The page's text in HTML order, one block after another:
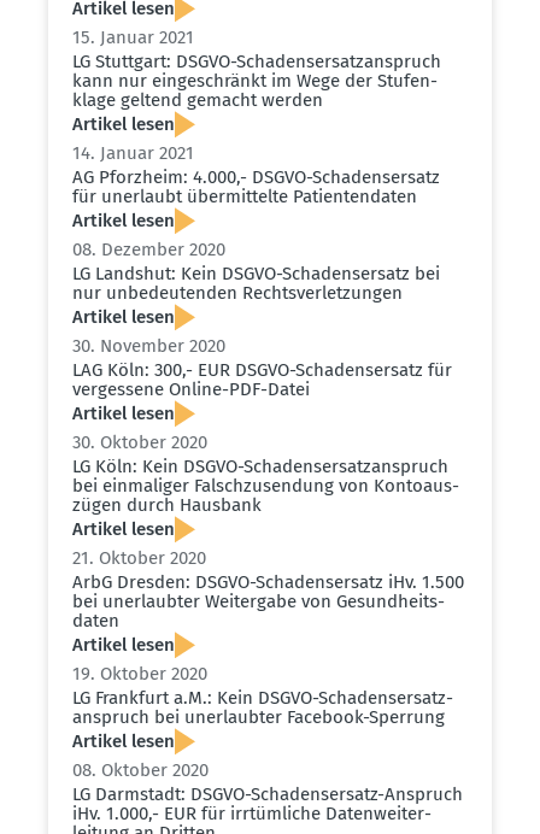
Artikel lesen
15. Januar 2021
LG Stuttgart: DSGVO-Schadens­er­satz­an­spruch
kann nur einge­schränkt im Wege der Stufen­
klage geltend gemacht werden
Artikel lesen
14. Januar 2021
AG Pforzheim: 4.000,- DSGVO-Schadens­ersatz
für unerlaubt übermit­telte Patien­ten­daten
Artikel lesen
08. Dezember 2020
LG Landshut: Kein DSGVO-Schadens­ersatz bei
nur unbedeu­tenden Rechts­ver­let­zungen
Artikel lesen
30. November 2020
LAG Köln: 300,- EUR DSGVO-Schadens­ersatz für
vergessene Online-PDF-Datei
Artikel lesen
30. Oktober 2020
LG Köln: Kein DSGVO-Schadens­er­satz­an­spruch
bei einma­liger Falsch­zu­sendung von Konto­aus­
zügen durch Hausbank
Artikel lesen
21. Oktober 2020
ArbG Dresden: DSGVO-Schadens­ersatz iHv. 1.500
bei unerlaubter Weitergabe von Gesund­heits­
daten
Artikel lesen
19. Oktober 2020
LG Frankfurt a.M.: Kein DSGVO-Schadens­er­satz­
an­spruch bei unerlaubter Facebook-Sperrung
Artikel lesen
08. Oktober 2020
LG Darmstadt: DSGVO-Schadens­ersatz-Anspruch
iHv. 1.000,- EUR für irrtüm­liche Daten­wei­ter­